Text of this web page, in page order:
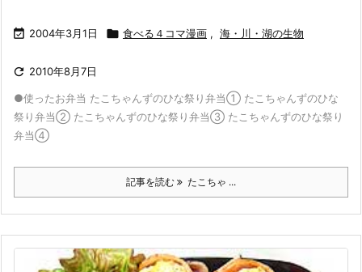
 2004年3月1日  食べる４コマ漫画 , 海・川・湖の生物
 2010年8月7日
●使ったお弁当 たこちゃんずのひな祭り弁当① たこちゃんずのひな
祭り弁当② たこちゃんずのひな祭り弁当③ たこちゃんずのひな祭り
弁当④
記事を読む たこちゃ ...